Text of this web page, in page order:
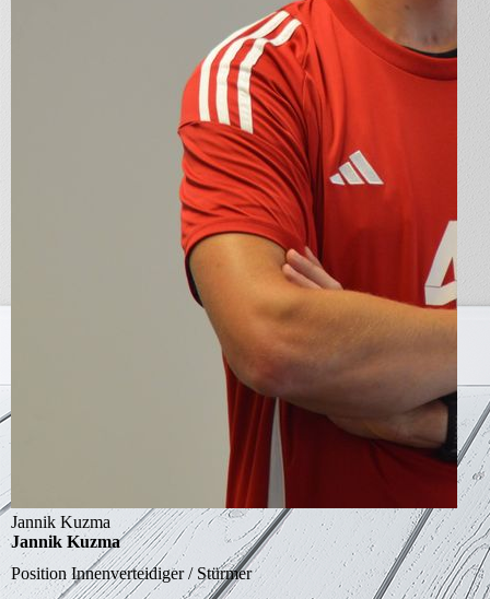
Jannik Kuzma
Jannik Kuzma
Position Innenverteidiger / Stürmer